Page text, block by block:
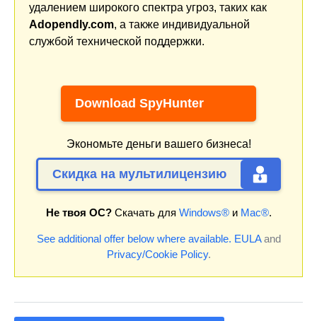
удалением широкого спектра угроз, таких как
Adopendly.com, а также индивидуальной
службой технической поддержки.
Download SpyHunter
Экономьте деньги вашего бизнеса!
Скидка на мультилицензию
Не твоя ОС?Скачать для Windows®и Mac®.
See additional offer below where available. EULAand
Privacy/Cookie Policy.